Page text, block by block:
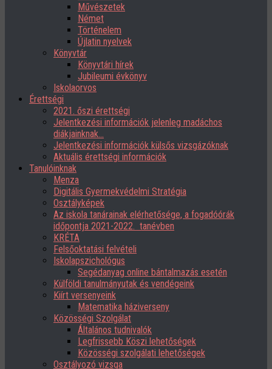
Művészetek
Német
Történelem
Újlatin nyelvek
Könyvtár
Könyvtári hírek
Jubileumi évkönyv
Iskolaorvos
Érettségi
2021. őszi érettségi
Jelentkezési információk jelenleg madáchos
diákjainknak…
Jelentkezési információk külsős vizsgázóknak
Aktuális érettségi információk
Tanulóinknak
Menza
Digitális Gyermekvédelmi Stratégia
Osztályképek
Az iskola tanárainak elérhetősége, a fogadóórák
időpontja 2021-2022. tanévben
KRÉTA
Felsőoktatási felvételi
Iskolapszichológus
Segédanyag online bántalmazás esetén
Külföldi tanulmányutak és vendégeink
Kiírt versenyeink
Matematika háziverseny
Közösségi Szolgálat
Általános tudnivalók
Legfrissebb Köszi lehetőségek
Közösségi szolgálati lehetőségek
Osztályozó vizsga